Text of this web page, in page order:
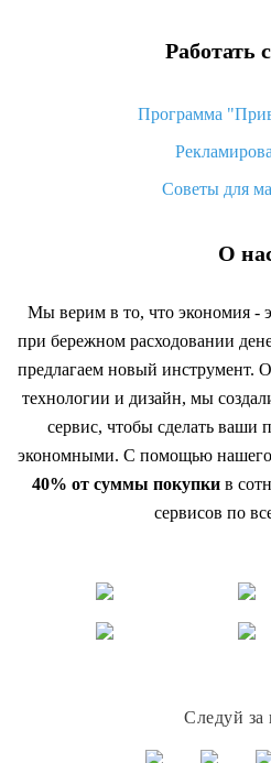
Работать
Программа
Советы для
О
Мы верим в то, что экономия -
при бережном расходовании
предлагаем новый инструмент.
технологии и дизайн, мы
сервис, чтобы сделать ваши
экономными. С помощью нашего
40% от суммы покупкив
сервисов по
Следуй за